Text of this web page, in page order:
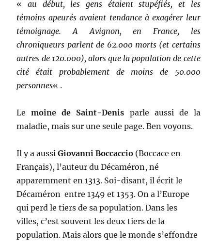
«au début, les gens étaient stupéfiés, et les
témoins apeurés avaient tendance à exagérer leur
témoignage. A Avignon, en France, les
chroniqueurs parlent de 62.000 morts (et certains
autres de 120.000), alors que la population de cette
cité était probablement de moins de 50.000
personnes« .
Lemoine de Saint-Denis parle aussi de la
maladie, mais sur une seule page. Ben voyons.
Il y a aussiGiovanni Boccaccio (Boccace en
Français), l’auteur du Décaméron, né
apparemment en 1313. Soi-disant, il écrit le
Décaméron entre 1349 et 1353. On a l’Europe
qui perd le tiers de sa population. Dans les
villes, c’est souvent les deux tiers de la
population. Mais alors que le monde s’effondre